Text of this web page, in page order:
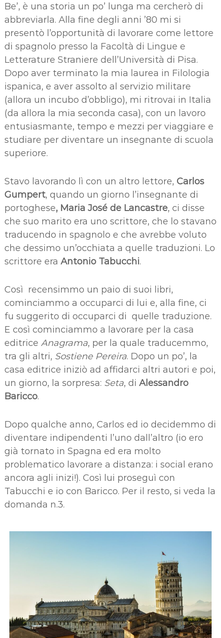
Be’, è una storia un po’ lunga ma cercherò di
abbreviarla. Alla fine degli anni ’80 mi si
presentò l’opportunità di lavorare come lettore
di spagnolo presso la Facoltà di Lingue e
Letterature Straniere dell’Università di Pisa.
Dopo aver terminato la mia laurea in Filologia
ispanica, e aver assolto al servizio militare
(allora un incubo d’obbligo), mi ritrovai in Italia
(da allora la mia seconda casa), con un lavoro
entusiasmante, tempo e mezzi per viaggiare e
studiare per diventare un insegnante di scuola
superiore.
Stavo lavorando lì con un altro lettore, Carlos
Gumpert, quando un giorno l’insegnante di
portoghese, Maria José de Lancastre, ci disse
che suo marito era uno scrittore, che lo stavano
traducendo in spagnolo e che avrebbe voluto
che dessimo un’occhiata a quelle traduzioni. Lo
scrittore era Antonio Tabucchi.
Così recensimmo un paio di suoi libri,
cominciammo a occuparci di lui e, alla fine, ci
fu suggerito di occuparci di quelle traduzione.
E così cominciammo a lavorare per la casa
editrice Anagrama, per la quale traducemmo,
tra gli altri, Sostiene Pereira. Dopo un po’, la
casa editrice iniziò ad affidarci altri autori e poi,
un giorno, la sorpresa: Seta, di Alessandro
Baricco.
Dopo qualche anno, Carlos ed io decidemmo di
diventare indipendenti l’uno dall’altro (io ero
già tornato in Spagna ed era molto
problematico lavorare a distanza: i social erano
ancora agli inizi!). Così lui proseguì con
Tabucchi e io con Baricco. Per il resto, si veda la
domanda n.3.